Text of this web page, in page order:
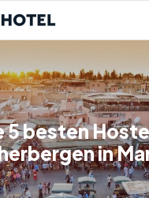
5 besten
in